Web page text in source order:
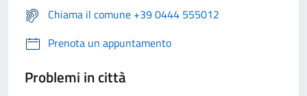
Chiama il comune +39 0444 555012
Prenota un appuntamento
Problemi in città